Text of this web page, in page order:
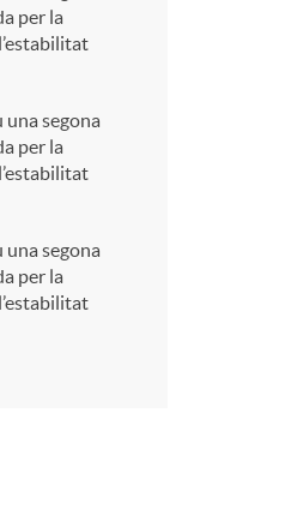
per la
una segona
per la
una segona
per la